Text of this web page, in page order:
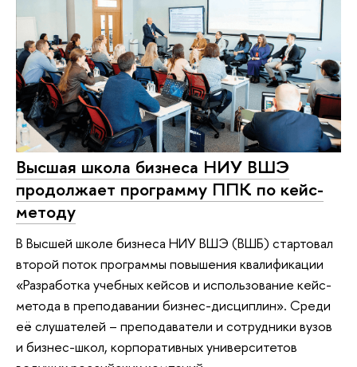
Высшая школа бизнеса НИУ ВШЭ
продолжает программу ППК по кейс-
методу
В Высшей школе бизнеса НИУ ВШЭ (ВШБ) стартовал
второй поток программы повышения квалификации
«Разработка учебных кейсов и использование кейс-
метода в преподавании бизнес-дисциплин». Среди
её слушателей – преподаватели и сотрудники вузов
и бизнес-школ, корпоративных университетов